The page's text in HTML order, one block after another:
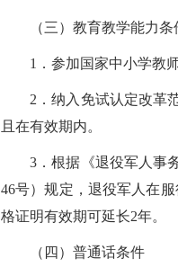
（三）教育教学能力条
1．参加国家中小学教
2．纳入免试认定改革
且在有效期内。
3．根据《退役军人事
46号）规定，退役军人在
格证明有效期可延长2年。
（四）普通话条件